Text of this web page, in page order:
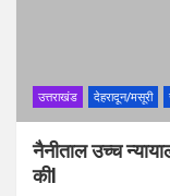
उत्तराखंड देहरादून/मसूरी
नैनीताल उच्च
कीl